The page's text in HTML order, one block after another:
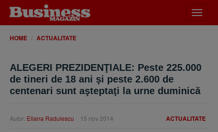
meniu
HOME ACTUALITATE
ALEGERI PREZIDENŢIALE: Peste 225.000
de tineri de 18 ani şi peste 2.600 de
centenari sunt aşteptaţi la urne duminică
ACTUALITATE
Autor: Eliana Radulescu 15 nov 2014